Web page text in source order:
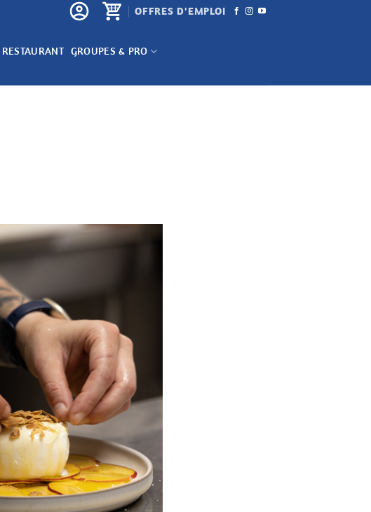
OFFRES D'EMPLOI
RESTAURANT GROUPES & PRO